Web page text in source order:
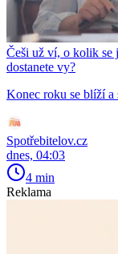
Češi už ví, o kolik se
dostanete vy?
Konec roku se blíží
Spotřebitelov.cz
dnes, 04:03
4 min
Reklama